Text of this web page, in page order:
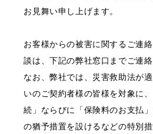
お見舞い申し上げます。
お客様からの被害に関するご連
談は、下記の弊社窓口までご連絡
なお、弊社では、災害救助法が
いのご契約者様の皆様を対象に
続」ならびに「保険料のお支払
の猶予措置を設けるなどの特別